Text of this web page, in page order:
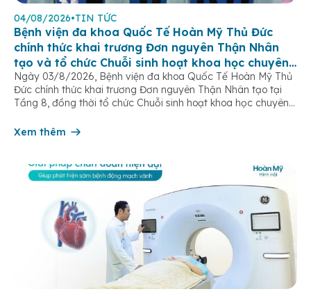
04/08/2026•TIN TỨC
Bệnh viện đa khoa Quốc Tế Hoàn Mỹ Thủ Đức
chính thức khai trương Đơn nguyên Thận Nhân
tạo và tổ chức Chuỗi sinh hoạt khoa học chuyên
đề
Ngày 03/8/2026, Bệnh viện đa khoa Quốc Tế Hoàn Mỹ Thủ
Đức chính thức khai trương Đơn nguyên Thận Nhân tạo tại
Tầng 8, đồng thời tổ chức Chuỗi sinh hoạt khoa học chuyên
bước tiến quan trọng trong chiến lược […]
Xem thêm